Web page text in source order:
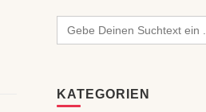
Search
for:
KATEGORIEN